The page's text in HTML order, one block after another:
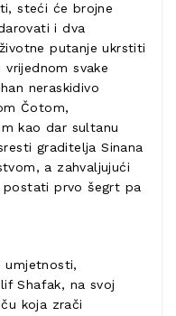
steći će brojne
i dva
putanje ukrstiti
svake
neraskidivo
Čotom,
kao dar sultanu
graditelja Sinana
a zahvaljujući
postati prvo šegrt pa
umjetnosti,
Shafak, na svoj
koja zrači